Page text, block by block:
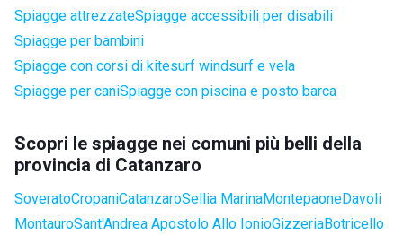
Spiagge attrezzateSpiagge accessibili per disabili
Spiagge per bambini
Spiagge con corsi di kitesurf windsurf e vela
Spiagge per caniSpiagge con piscina e posto barca
Scopri le spiagge nei comuni più belli della
provincia di Catanzaro
SoveratoCropaniCatanzaroSellia MarinaMontepaoneDavoli
MontauroSant'Andrea Apostolo Allo IonioGizzeriaBotricello